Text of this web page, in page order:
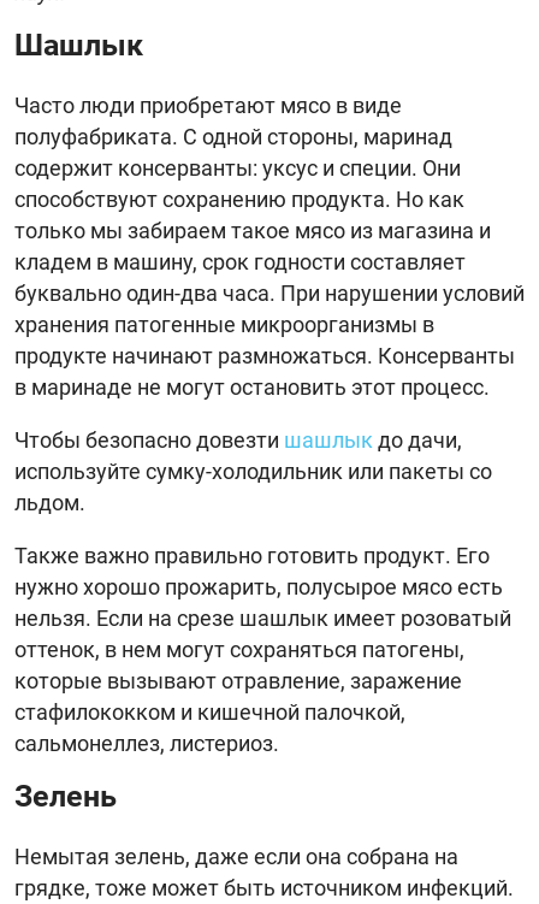
Шашлык
Часто люди приобретают мясо в виде
полуфабриката. С одной стороны, маринад
содержит консерванты: уксус и специи. Они
способствуют сохранению продукта. Но как
только мы забираем такое мясо из магазина и
кладем в машину, срок годности составляет
буквально один-два часа. При нарушении условий
хранения патогенные микроорганизмы в
продукте начинают размножаться. Консерванты
в маринаде не могут остановить этот процесс.
Чтобы безопасно довезти шашлык до дачи,
используйте сумку-холодильник или пакеты со
льдом.
Также важно правильно готовить продукт. Его
нужно хорошо прожарить, полусырое мясо есть
нельзя. Если на срезе шашлык имеет розоватый
оттенок, в нем могут сохраняться патогены,
которые вызывают отравление, заражение
стафилококком и кишечной палочкой,
сальмонеллез, листериоз.
Зелень
Немытая зелень, даже если она собрана на
грядке, тоже может быть источником инфекций.